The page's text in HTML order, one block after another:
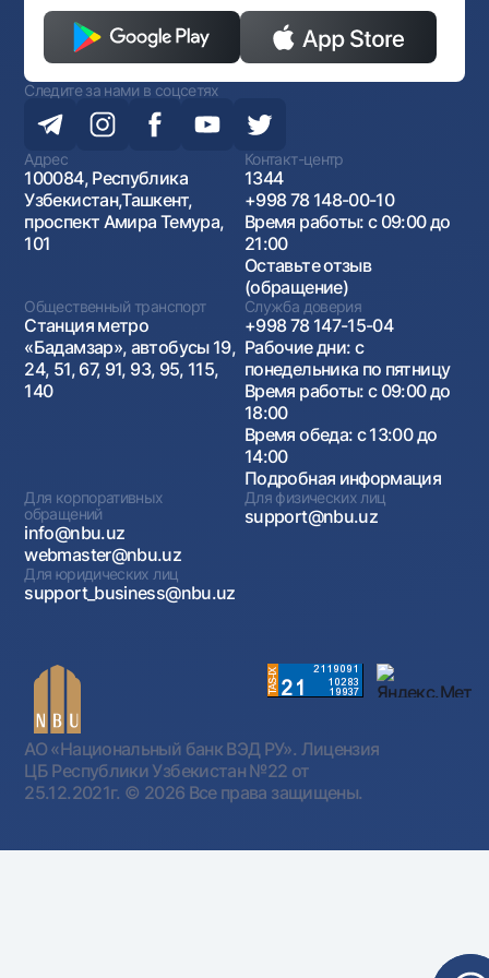
Следите за нами в соцсетях
Адрес
100084, Республика
Узбекистан,Ташкент,
проспект Амира Темура,
101
Контакт-центр
1344
+998 78 148-00-10
Время работы: с 09:00 до
21:00
Оставьте отзыв
(обращение)
Общественный транспорт
Станция метро
«Бадамзар», автобусы 19,
24, 51, 67, 91, 93, 95, 115,
140
Служба доверия
+998 78 147-15-04
Рабочие дни: с
понедельника по пятницу
Время работы: с 09:00 до
18:00
Время обеда: с 13:00 до
14:00
Подробная информация
Для корпоративных
обращений
info@nbu.uz
webmaster@nbu.uz
Для физических лиц
support@nbu.uz
Для юридических лиц
support_business@nbu.uz
АО «Национальный банк ВЭД РУ». Лицензия
ЦБ Республики Узбекистан №22 от
25.12.2021г. © 2026 Все права защищены.